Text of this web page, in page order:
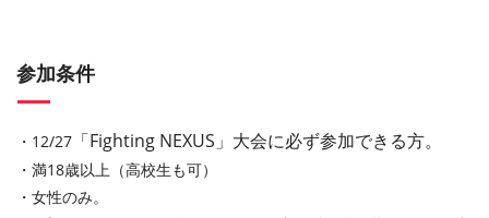
参加条件
・12/27 「Fighting NEXUS」大会に必ず参加できる方。
・満18歳以上（高校生も可）
・女性のみ。